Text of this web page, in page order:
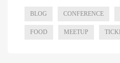
BLOG CONFERENCE
FOOD MEETUP